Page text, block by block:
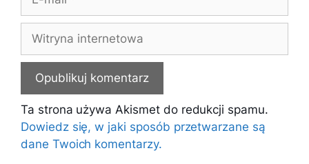
mail
internetowa
Ta strona używa Akismet do redukcji spamu.
Dowiedz się, w jaki sposób przetwarzane są
dane Twoich komentarzy.